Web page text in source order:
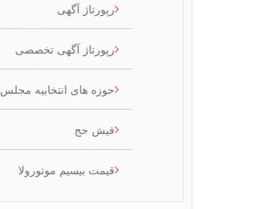
رپورتاژ آگهی
رپورتاژ آگهی تخصصی
حوزه های انتخابیه مجلس
فیش حج
قیمت بیسیم موتورولا